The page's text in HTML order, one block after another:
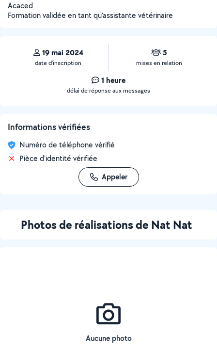
Acaced
Formation validée en tant qu'assistante vétérinaire
19 mai 2024
date d’inscription
5
mises en relation
1 heure
délai de réponse aux messages
Informations vérifiées
Numéro de téléphone vérifié
Pièce d'identité vérifiée
Appeler
Photos de réalisations de Nat Nat
Aucune photo